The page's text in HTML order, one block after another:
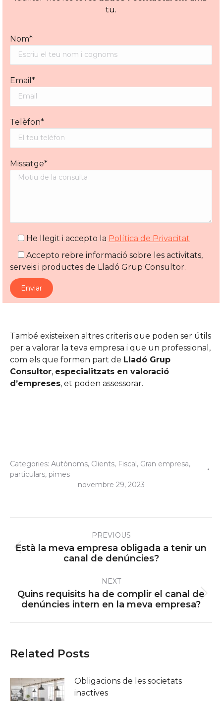
tu.
Nom*
Email*
Telèfon*
Missatge*
He llegit i accepto la Política de Privacitat
Accepto rebre informació sobre les activitats,
serveis i productes de Lladó Grup Consultor.
També existeixen altres criteris que poden ser útils
per a valorar la teva empresa i que un professional,
com els que formen part de Lladó Grup
Consultor, especialitzats en valoració
d’empreses, et poden assessorar.
Categories: Autònoms, Clients, Fiscal, Gran empresa,
particulars, pimes
novembre 29, 2023
navigationPREVIOUS
Previous
post:
Està la meva empresa obligada a tenir un
canal de denúncies?
NEXT
Next
post:
Quins requisits ha de complir el canal de
denúncies intern en la meva empresa?
Related Posts
Obligacions de les societats
inactives